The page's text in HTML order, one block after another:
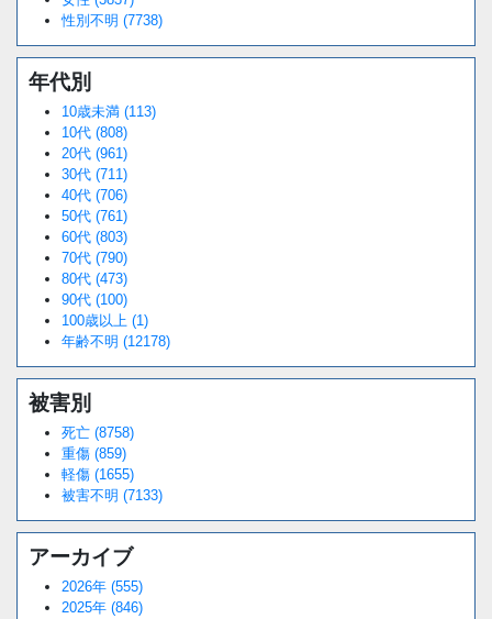
性別不明 (7738)
年代別
10歳未満 (113)
10代 (808)
20代 (961)
30代 (711)
40代 (706)
50代 (761)
60代 (803)
70代 (790)
80代 (473)
90代 (100)
100歳以上 (1)
年齢不明 (12178)
被害別
死亡 (8758)
重傷 (859)
軽傷 (1655)
被害不明 (7133)
アーカイブ
2026年 (555)
2025年 (846)